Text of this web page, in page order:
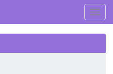
虫
虫
漫
网